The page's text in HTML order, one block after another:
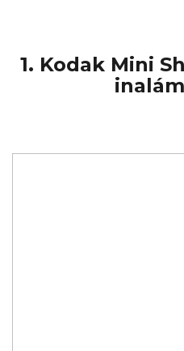
1. Kodak Mini